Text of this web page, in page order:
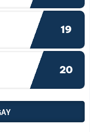
19
20